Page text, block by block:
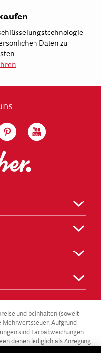
Daten zu
und beinhalten (soweit
Mehrwertsteuer. Aufgrund
sind Farbabweichungen
dienen lediglich als Anregung